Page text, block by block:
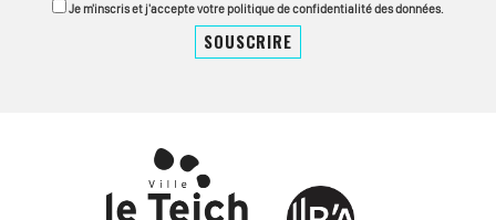
Je m'inscris et j'accepte votre politique de confidentialité des données.